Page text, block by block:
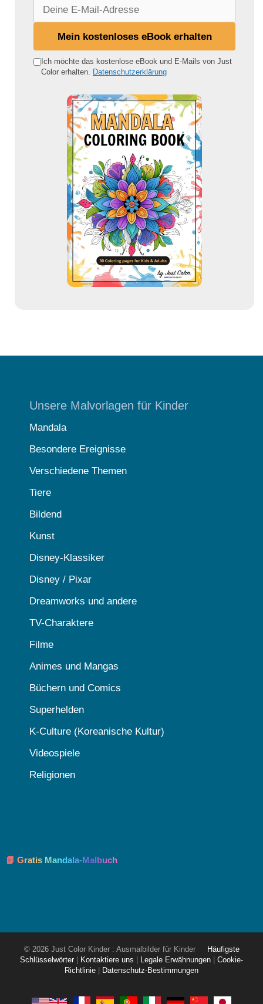
e
Mein kostenloses eBook erhalten
Ich möchte das kostenlose eBook und E-Mails von Just
Color erhalten.
Datenschutzerklärung
Unsere Malvorlagen für Kinder
Mandala
Besondere Ereignisse
Verschiedene Themen
Tiere
Bildend
Kunst
Disney-Klassiker
Disney / Pixar
Dreamworks und andere
TV-Charaktere
Filme
Animes und Mangas
Büchern und Comics
Superhelden
K-Culture (Koreanische Kultur)
Videospiele
Religionen
📘 Gratis Mandala-Malbuch
© 2026 Just Color Kinder : Ausmalbilder für Kinder
Häufigste
Schlüsselwörter
Kontaktiere uns Legale Erwähnungen
Cookie-
Richtlinie
Datenschutz-Bestimmungen